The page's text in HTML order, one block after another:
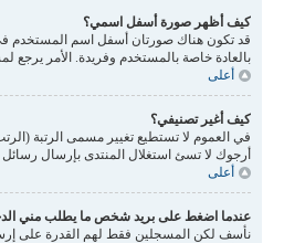
كيف أظهر صورة أسفل اسمي؟
بالعادة خاصة بالمستخدم وفريدة. الأمر
أعلى
كيف أغير تصنيفي؟
في العموم لا تستطيع تغيير مسمى الرتبة
أرجوك لا تسئ استغلال المنتدى بإرسال
أعلى
عندما اضغط على بريد شخص ما يطلب مني
نأسف لكن المسجلين فقط لهم القدرة على